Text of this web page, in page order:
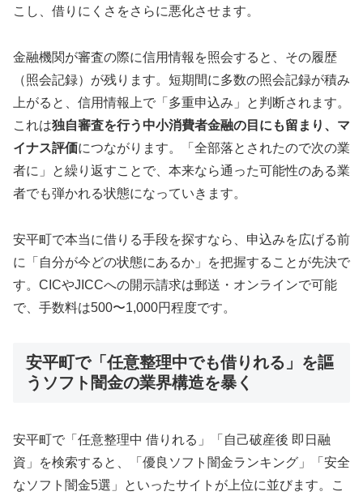
こし、借りにくさをさらに悪化させます。
金融機関が審査の際に信用情報を照会すると、その履歴
（照会記録）が残ります。短期間に多数の照会記録が積み
上がると、信用情報上で「多重申込み」と判断されます。
これは独自審査を行う中小消費者金融の目にも留まり、マ
イナス評価につながります。「全部落とされたので次の業
者に」と繰り返すことで、本来なら通った可能性のある業
者でも弾かれる状態になっていきます。
安平町で本当に借りる手段を探すなら、申込みを広げる前
に「自分が今どの状態にあるか」を把握することが先決で
す。CICやJICCへの開示請求は郵送・オンラインで可能
で、手数料は500〜1,000円程度です。
安平町で「任意整理中でも借りれる」を謳
うソフト闇金の業界構造を暴く
安平町で「任意整理中 借りれる」「自己破産後 即日融
資」を検索すると、「優良ソフト闇金ランキング」「安全
なソフト闇金5選」といったサイトが上位に並びます。こ